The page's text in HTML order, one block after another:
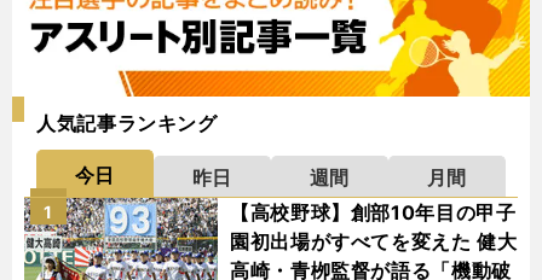
人気記事ランキング
今日 昨日 週間
月間
【高校野球】創部10年目の甲子
園初出場がすべてを変えた 健大
高崎・青栁監督が語る「機動破
1